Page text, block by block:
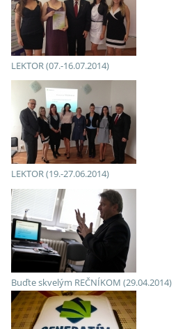
LEKTOR (07.-16.07.2014)
LEKTOR (19.-27.06.2014)
Buďte skvelým REČNÍKOM (29.04.2014)